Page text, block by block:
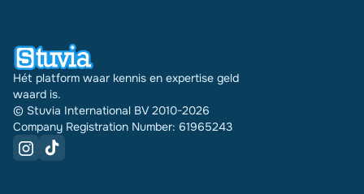
Hét platform waar kennis en expertise geld
waard is.
© Stuvia International BV 2010-2026
Company Registration Number: 61965243